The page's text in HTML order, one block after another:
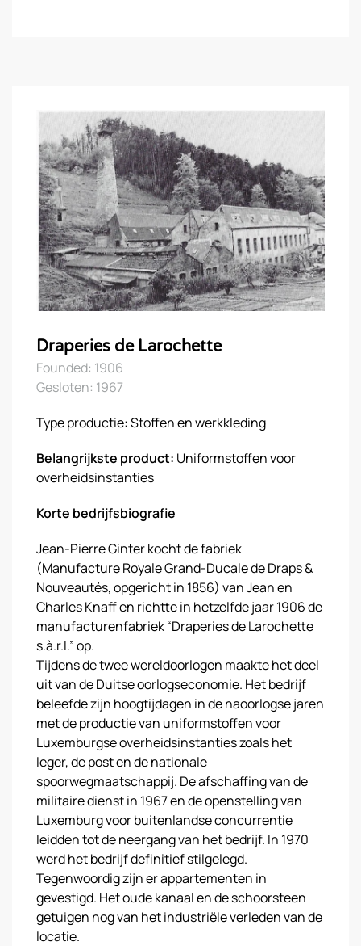
Draperies de Larochette
Founded: 1906
Gesloten: 1967
Type productie: Stoffen en werkkleding
Belangrijkste product: Uniformstoffen voor
overheidsinstanties
Korte bedrijfsbiografie
Jean-Pierre Ginter kocht de fabriek
(Manufacture Royale Grand-Ducale de Draps &
Nouveautés, opgericht in 1856) van Jean en
Charles Knaff en richtte in hetzelfde jaar 1906 de
manufacturenfabriek “Draperies de Larochette
s.à.r.l.” op.
Tijdens de twee wereldoorlogen maakte het deel
uit van de Duitse oorlogseconomie. Het bedrijf
beleefde zijn hoogtijdagen in de naoorlogse jaren
met de productie van uniformstoffen voor
Luxemburgse overheidsinstanties zoals het
leger, de post en de nationale
spoorwegmaatschappij. De afschaffing van de
militaire dienst in 1967 en de openstelling van
Luxemburg voor buitenlandse concurrentie
leidden tot de neergang van het bedrijf. In 1970
werd het bedrijf definitief stilgelegd.
Tegenwoordig zijn er appartementen in
gevestigd. Het oude kanaal en de schoorsteen
getuigen nog van het industriële verleden van de
locatie.